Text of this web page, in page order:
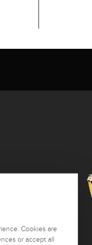
Cookies are
or accept all